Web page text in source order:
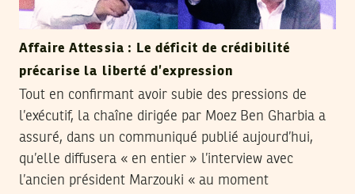
Affaire Attessia : Le déficit de crédibilité
précarise la liberté d’expression
Tout en confirmant avoir subie des pressions de
l’exécutif, la chaîne dirigée par Moez Ben Gharbia a
assuré, dans un communiqué publié aujourd’hui,
qu’elle diffusera « en entier » l’interview avec
l’ancien président Marzouki « au moment